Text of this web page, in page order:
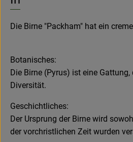
Die Birne "Packham" hat ein
Botanisches:
Die Birne (Pyrus) ist eine
Diversität.
Geschichtliches:
Der Ursprung der Birne wird
der vorchristlichen Zeit wurden